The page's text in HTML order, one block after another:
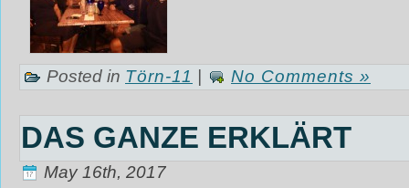
Posted in Törn-11 No Comments »
DAS GANZE ERKLÄRT
May 16th, 2017